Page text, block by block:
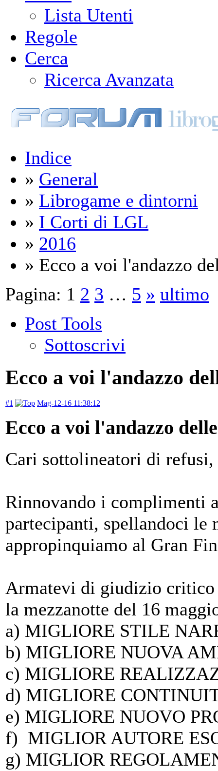
Lista Utenti
Regole
Cerca
Ricerca Avanzata
Indice
» General
» Librogame e dintorni
» I Corti di LGL
» 2016
» Ecco a voi l'andazzo
Pagina: 1 2 3 … 5 » ultimo
Post Tools
Sottoscrivi
Ecco a voi l'andazzo
#1 Mag-12-16 11:38:12
Ecco a voi l'andazzo
Cari sottolineatori di
Rinnovando i complimenti
partecipanti, spellandoci
appropinquiamo al Gran
Armatevi di giudizio critico
la mezzanotte del 16
a) MIGLIORE STILE
b) MIGLIORE NUOVA
c) MIGLIORE
d) MIGLIORE
e) MIGLIORE NUOVO
f) MIGLIOR AUTORE
g) MIGLIOR